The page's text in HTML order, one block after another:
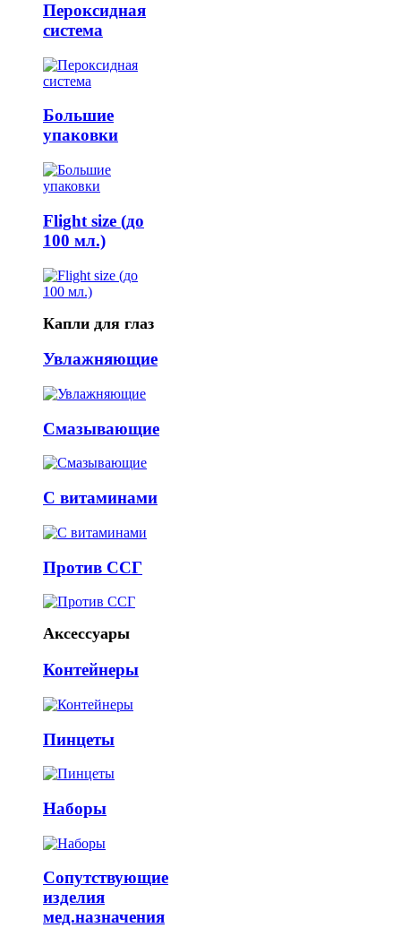
Пероксидная
система
Большие
упаковки
Flight size (до
100 мл.)
Капли для глаз
Увлажняющие
Смазывающие
С витаминами
Против ССГ
Аксессуары
Контейнеры
Пинцеты
Наборы
Сопутствующие
изделия
мед.назначения